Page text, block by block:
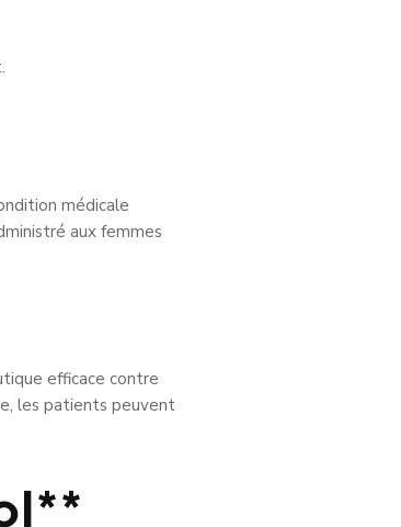
médicale
aux femmes
efficace contre
les patients peuvent